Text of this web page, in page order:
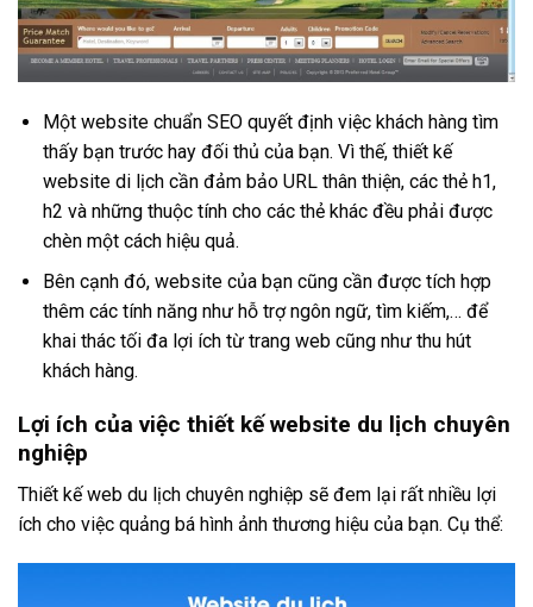
Một website chuẩn SEO quyết định việc khách hàng tìm
thấy bạn trước hay đối thủ của bạn. Vì thế, thiết kế
website di lịch cần đảm bảo URL thân thiện, các thẻ h1,
h2 và những thuộc tính cho các thẻ khác đều phải được
chèn một cách hiệu quả.
Bên cạnh đó, website của bạn cũng cần được tích hợp
thêm các tính năng như hỗ trợ ngôn ngữ, tìm kiếm,… để
khai thác tối đa lợi ích từ trang web cũng như thu hút
khách hàng.
Lợi ích của việc thiết kế website du lịch chuyên
nghiệp
Thiết kế web du lịch chuyên nghiệp sẽ đem lại rất nhiều lợi
ích cho việc quảng bá hình ảnh thương hiệu của bạn. Cụ thể: